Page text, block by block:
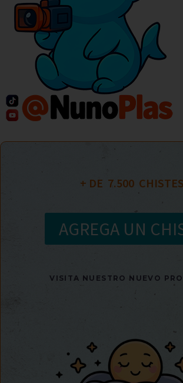
+ DE 7.500
  CHISTES
AGREGA UN
VISITA NUESTRO NUEVO